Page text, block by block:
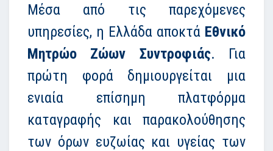
Μέσα από τις παρεχόμενες
υπηρεσίες, η Ελλάδα αποκτά Εθνικό
Μητρώο Ζώων Συντροφιάς. Για
πρώτη φορά δημιουργείται μια
ενιαία επίσημη πλατφόρμα
καταγραφής και παρακολούθησης
των όρων ευζωίας και υγείας των